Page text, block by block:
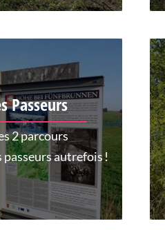
Passeurs
2 parcours
autrefois !